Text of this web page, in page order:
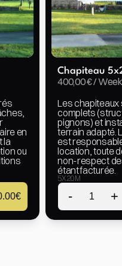
en
la
ou
€
Chapiteau
400,00 € /
Les chapiteaux
complets
pignons) et
terrain adapté.
est
location, toute
non-respect
étant facturée.
5X20M
- 1 +